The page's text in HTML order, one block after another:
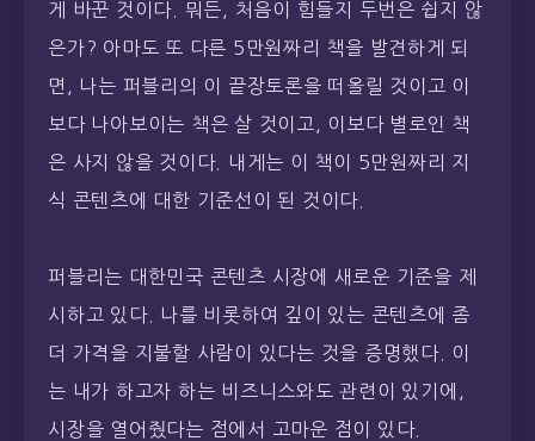
게 바꾼 것이다. 뭐든, 처음이 힘들지 두번은 쉽지 않
은가? 아마도 또 다른 5만원짜리 책을 발견하게 되
면, 나는 퍼블리의 이 끝장토론을 떠올릴 것이고 이
보다 나아보이는 책은 살 것이고, 이보다 별로인 책
은 사지 않을 것이다. 내게는 이 책이 5만원짜리 지
식 콘텐츠에 대한 기준선이 된 것이다.
퍼블리는 대한민국 콘텐츠 시장에 새로운 기준을 제
시하고 있다. 나를 비롯하여 깊이 있는 콘텐츠에 좀
더 가격을 지불할 사람이 있다는 것을 증명했다. 이
는 내가 하고자 하는 비즈니스와도 관련이 있기에,
시장을 열어줬다는 점에서 고마운 점이 있다.